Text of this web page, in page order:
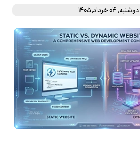
دوشنبه, 04 خرداد,1405